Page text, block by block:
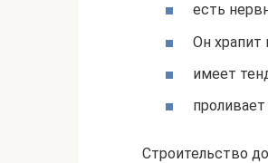
есть
Он храпит
имеет
Строительство